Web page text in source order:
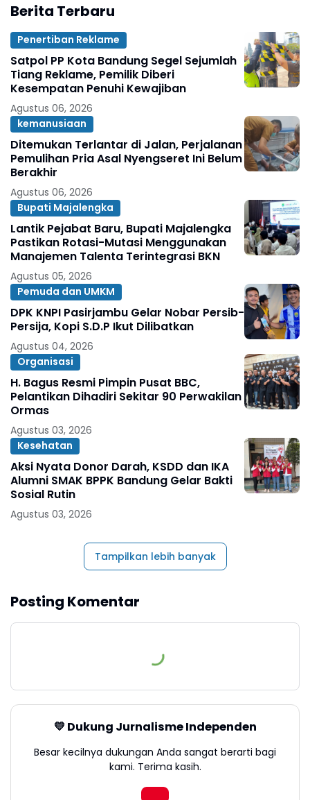
Berita Terbaru
Penertiban Reklame
Satpol PP Kota Bandung Segel Sejumlah
Tiang Reklame, Pemilik Diberi
Kesempatan Penuhi Kewajiban
Agustus 06, 2026
kemanusiaan
Ditemukan Terlantar di Jalan, Perjalanan
Pemulihan Pria Asal Nyengseret Ini Belum
Berakhir
Agustus 06, 2026
Bupati Majalengka
Lantik Pejabat Baru, Bupati Majalengka
Pastikan Rotasi-Mutasi Menggunakan
Manajemen Talenta Terintegrasi BKN
Agustus 05, 2026
Pemuda dan UMKM
DPK KNPI Pasirjambu Gelar Nobar Persib-
Persija, Kopi S.D.P Ikut Dilibatkan
Agustus 04, 2026
Organisasi
H. Bagus Resmi Pimpin Pusat BBC,
Pelantikan Dihadiri Sekitar 90 Perwakilan
Ormas
Agustus 03, 2026
Kesehatan
Aksi Nyata Donor Darah, KSDD dan IKA
Alumni SMAK BPPK Bandung Gelar Bakti
Sosial Rutin
Agustus 03, 2026
Tampilkan lebih banyak
Posting Komentar
💛 Dukung Jurnalisme Independen
Besar kecilnya dukungan Anda sangat berarti bagi
kami. Terima kasih.